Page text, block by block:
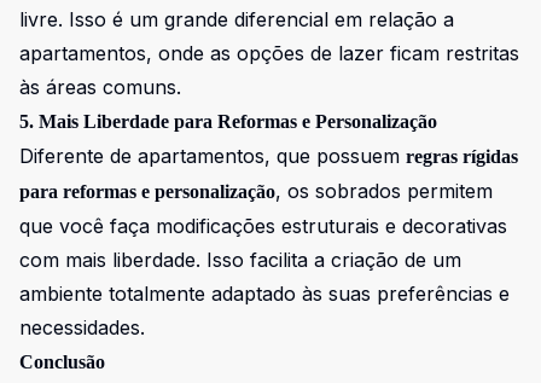
livre. Isso é um grande diferencial em relação a
apartamentos, onde as opções de lazer ficam restritas
às áreas comuns.
5. Mais Liberdade para Reformas e Personalização
Diferente de apartamentos, que possuem regras rígidas
para reformas e personalização, os sobrados permitem
que você faça modificações estruturais e decorativas
com mais liberdade. Isso facilita a criação de um
ambiente totalmente adaptado às suas preferências e
necessidades.
Conclusão